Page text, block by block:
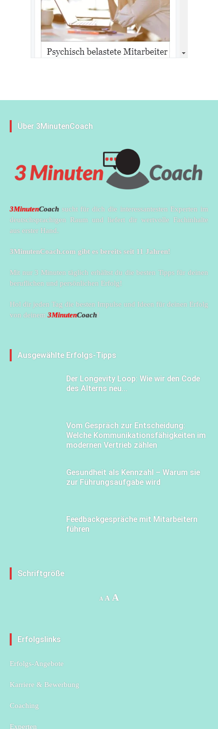
Über 3MinutenCoach
3MinutenCoach sucht für dich die interessantesten Experten im
deutschsprachigen Raum und liefert dir wertvolle Fachinhalte
aus erster Hand.
3MinutenCoach.com gibt es bereits seit 11 Jahren!
Mit nur 3 Minuten täglich erhältst du die besten Tipps für deinen
beruflichen und persönlichen Erfolg!
Hol dir jeden Tag die besten Impulse und Ideen für deinen Erfolg
von deinem3MinutenCoach!
Ausgewählte Erfolgs-Tipps
Der Longevity Loop: Wie wir den Code
des Alterns neu...
Vom Gespräch zur Entscheidung:
Welche Kommunikationsfähigkeiten im
modernen Vertrieb zählen
Gesundheit als Kennzahl – Warum sie
zur Führungsaufgabe wird
Feedbackgespräche mit Mitarbeitern
führen
Schriftgröße
A Decrease
A Reset
AIncrease
Erfolgslinks
Erfolgs-Angebote
Karriere & Bewerbung
Coaching
Experten